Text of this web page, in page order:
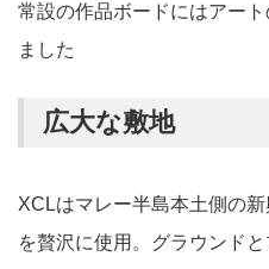
常設の作品ボードにはアー
ました
広大な敷地
XCLはマレー半島本土側の
を贅沢に使用。グラウンド